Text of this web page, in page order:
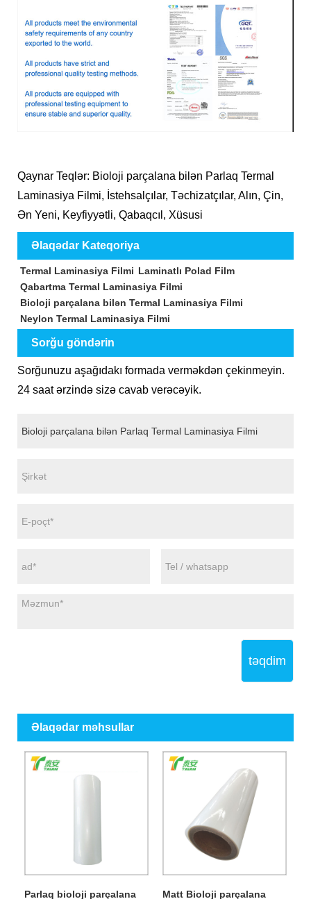
Qaynar Teqlər: Bioloji parçalana bilən Parlaq Termal
Laminasiya Filmi, İstehsalçılar, Təchizatçılar, Alın, Çin,
Ən Yeni, Keyfiyyətli, Qabaqcıl, Xüsusi
Əlaqədar Kateqoriya
Termal Laminasiya Filmi Laminatlı Polad Film
Qabartma Termal Laminasiya Filmi
Bioloji parçalana bilən Termal Laminasiya Filmi
Neylon Termal Laminasiya Filmi
Sorğu göndərin
Sorğunuzu aşağıdakı formada verməkdən çekinmeyin.
24 saat ərzində sizə cavab verəcəyik.
təqdim
Əlaqədar məhsullar
Parlaq bioloji parçalana
Matt Bioloji parçalana